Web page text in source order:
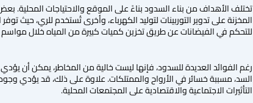
تختلف الأهداف من بناء السدود بناءً على الموقع والاحتياجات المحلية.
المخزنة على تدوير التوربينات لتوليد الكهرباء، وأخرى تُستخدم للري، حيث
للتحكم في الفيضانات عن طريق تخزين كميات كبيرة من المياه خلال مواسم
رغم الفوائد العديدة للسدود، فإنها ليست خالية من المخاطر، يمكن أن
السد، مسببة خسائر في الأرواح والممتلكات. علاوة على ذلك، قد يؤدي وجود
التأثيرات الاجتماعية والاقتصادية على المجتمعات المحلية.